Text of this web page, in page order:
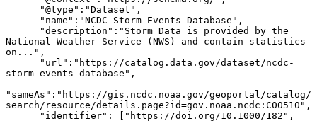
National Weather Service (NWS) and contain statistics
on...",
storm-events-database",
"sameAs":"https://gis.ncdc.noaa.gov/geoportal/catalog/
search/resource/details.page?id=gov.noaa.ncdc:C00510",